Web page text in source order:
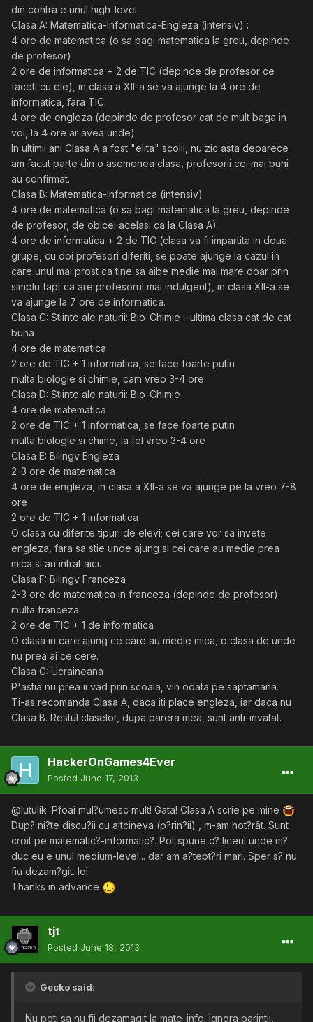
din contra e unul high-level.
Clasa A: Matematica-Informatica-Engleza (intensiv) :
4 ore de matematica (o sa bagi matematica la greu, depinde
de profesor)
2 ore de informatica + 2 de TIC (depinde de profesor ce
faceti cu ele), in clasa a XII-a se va ajunge la 4 ore de
informatica, fara TIC
4 ore de engleza (depinde de profesor cat de mult baga in
voi, la 4 ore ar avea unde)
In ultimii ani Clasa A a fost "elita" scolii, nu zic asta deoarece
am facut parte din o asemenea clasa, profesorii cei mai buni
au confirmat.
Clasa B: Matematica-Informatica (intensiv)
4 ore de matematica (o sa bagi matematica la greu, depinde
de profesor, de obicei acelasi ca la Clasa A)
4 ore de informatica + 2 de TIC (clasa va fi impartita in doua
grupe, cu doi profesori diferiti, se poate ajunge la cazul in
care unul mai prost ca tine sa aibe medie mai mare doar prin
simplu fapt ca are profesorul mai indulgent), in clasa XII-a se
va ajunge la 7 ore de informatica.
Clasa C: Stiinte ale naturii: Bio-Chimie - ultima clasa cat de cat
buna
4 ore de matematica
2 ore de TIC + 1 informatica, se face foarte putin
multa biologie si chimie, cam vreo 3-4 ore
Clasa D: Stiinte ale naturii: Bio-Chimie
4 ore de matematica
2 ore de TIC + 1 informatica, se face foarte putin
multa biologie si chime, la fel vreo 3-4 ore
Clasa E: Bilingv Engleza
2-3 ore de matematica
4 ore de engleza, in clasa a XII-a se va ajunge pe la vreo 7-8
ore
2 ore de TIC + 1 informatica
O clasa cu diferite tipuri de elevi; cei care vor sa invete
engleza, fara sa stie unde ajung si cei care au medie prea
mica si au intrat aici.
Clasa F: Bilingv Franceza
2-3 ore de matematica in franceza (depinde de profesor)
multa franceza
2 ore de TIC + 1 de informatica
O clasa in care ajung ce care au medie mica, o clasa de unde
nu prea ai ce cere.
Clasa G: Ucraineana
P'astia nu prea ii vad prin scoala, vin odata pe saptamana.
Ti-as recomanda Clasa A, daca iti place engleza, iar daca nu
Clasa B. Restul claselor, dupa parera mea, sunt anti-invatat.
HackerOnGames4Ever
Posted June 17, 2013
@lutulik: Pfoai mul?umesc mult! Gata! Clasa A scrie pe mine
Dup? ni?te discu?ii cu altcineva (p?rin?ii) , m-am hot?rât. Sunt
croit pe matematic?-informatic?. Pot spune c? liceul unde m?
duc eu e unul medium-level... dar am a?tept?ri mari. Sper s? nu
fiu dezam?git. lol
Thanks in advance
tjt
Posted June 18, 2013
Gecko said:
Nu poti sa nu fii dezamagit la mate-info. Ignora parintii,